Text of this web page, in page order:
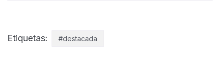
Etiquetas: #destacada